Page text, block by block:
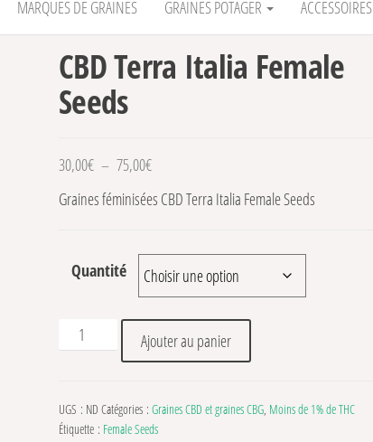
MARQUES DE GRAINES GRAINES POTAGER ACCESSOIRES
CBD Terra Italia Female
Seeds
30,00€ – 75,00€Plage de prix : 30,00€ à 75,00€
Graines féminisées CBD Terra Italia Female Seeds
Quantité
quantité de CBD Terra Italia Female Seeds
Ajouter au panier
UGS : ND Catégories : Graines CBD et graines CBG, Moins de 1% de THC
Étiquette : Female Seeds